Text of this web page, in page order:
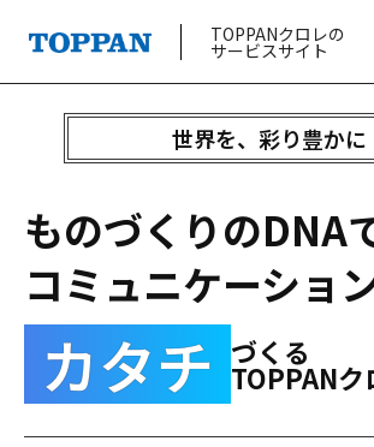
TOPPANクロレの
サービスサイト
世界を、彩り豊かに
ものづくりのDNA
コミュニケーショ
カタチ づくる
TOPPANク